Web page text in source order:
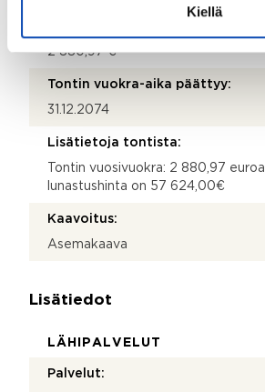
Kiellä
2 880,97 €
Tontin vuokra-aika päättyy:
31.12.2074
Lisätietoja tontista:
Tontin vuosivuokra: 2 880,97
lunastushinta on 57 624,00€
Kaavoitus:
Asemakaava
Lisätiedot
LÄHIPALVELUT
Palvelut: